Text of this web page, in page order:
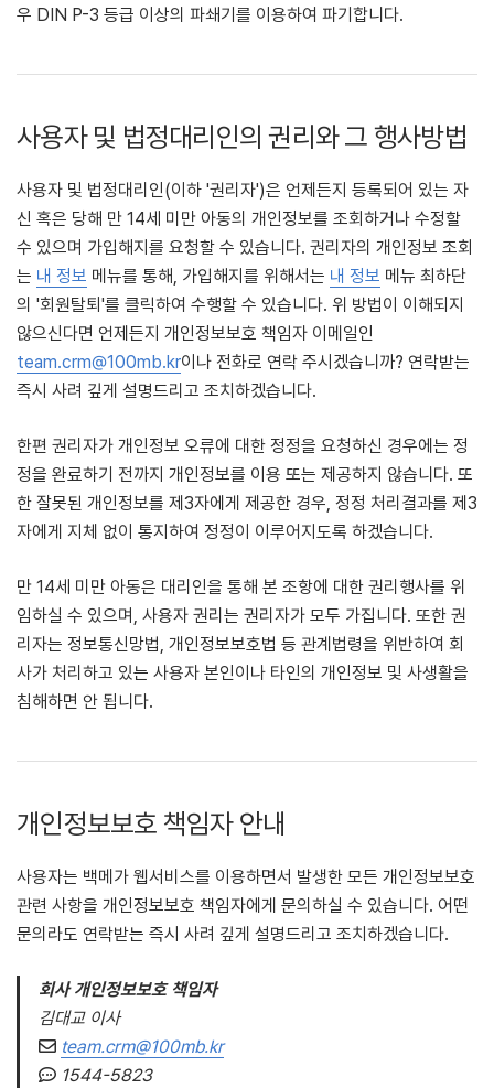
우 DIN P-3 등급 이상의 파쇄기를 이용하여 파기합니다.
사용자 및 법정대리인의 권리와 그 행사방법
사용자 및 법정대리인(이하 '권리자')은 언제든지 등록되어 있는 자
신 혹은 당해 만 14세 미만 아동의 개인정보를 조회하거나 수정할
수 있으며 가입해지를 요청할 수 있습니다. 권리자의 개인정보 조회
는 내 정보 메뉴를 통해, 가입해지를 위해서는 내 정보 메뉴 최하단
의 '회원탈퇴'를 클릭하여 수행할 수 있습니다. 위 방법이 이해되지
않으신다면 언제든지 개인정보보호 책임자 이메일인
team.crm@100mb.kr이나 전화로 연락 주시겠습니까? 연락받는
즉시 사려 깊게 설명드리고 조치하겠습니다.
한편 권리자가 개인정보 오류에 대한 정정을 요청하신 경우에는 정
정을 완료하기 전까지 개인정보를 이용 또는 제공하지 않습니다. 또
한 잘못된 개인정보를 제3자에게 제공한 경우, 정정 처리결과를 제3
자에게 지체 없이 통지하여 정정이 이루어지도록 하겠습니다.
만 14세 미만 아동은 대리인을 통해 본 조항에 대한 권리행사를 위
임하실 수 있으며, 사용자 권리는 권리자가 모두 가집니다. 또한 권
리자는 정보통신망법, 개인정보보호법 등 관계법령을 위반하여 회
사가 처리하고 있는 사용자 본인이나 타인의 개인정보 및 사생활을
침해하면 안 됩니다.
개인정보보호 책임자 안내
사용자는 백메가 웹서비스를 이용하면서 발생한 모든 개인정보보호
관련 사항을 개인정보보호 책임자에게 문의하실 수 있습니다. 어떤
문의라도 연락받는 즉시 사려 깊게 설명드리고 조치하겠습니다.
회사 개인정보보호 책임자
김대교 이사
team.crm@100mb.kr
1544-5823